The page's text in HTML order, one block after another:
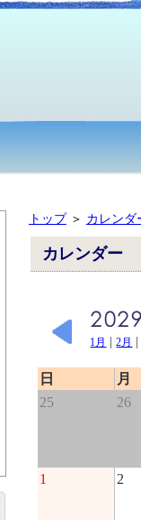
トップ＞ カレンダ
カレンダー
1月 |2月
日
月
25
26
1 2